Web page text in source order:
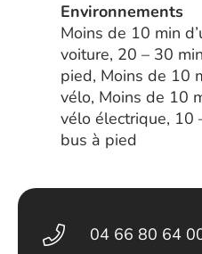
Environnements
Moins de 10 min
voiture, 20 – 30
pied, Moins de 10
vélo, Moins de 10
vélo électrique, 10
bus à pied
04 66 80 64